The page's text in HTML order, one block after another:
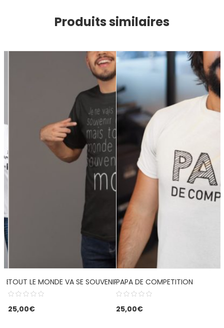
Produits similaires
BOURRÉE (FEMME) – A
TOUT LE MONDE VA SE SOUVENIR DE MOI
25,00€
PAPA DE COMPETITION
25,00€